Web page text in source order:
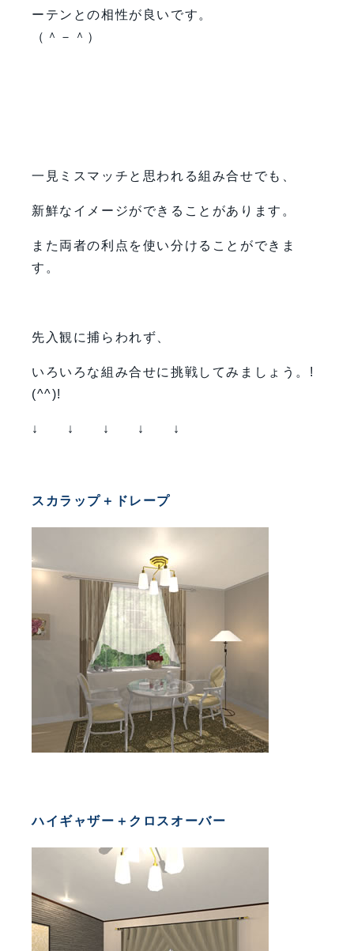
ーテンとの相性が良いです。
（＾－＾）
一見ミスマッチと思われる組み合せでも、
新鮮なイメージができることがあります。
また両者の利点を使い分けることができま
す。
先入観に捕らわれず、
いろいろな組み合せに挑戦してみましょう。!
(^^)!
↓ ↓ ↓ ↓ ↓
スカラップ＋ドレープ
ハイギャザー＋クロスオーバー